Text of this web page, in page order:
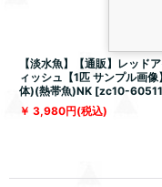
【淡水魚】【通販】レッド
ィッシュ【1匹 サンプル画
体)(熱帯魚)NK [zc10-
3,980円(税込)